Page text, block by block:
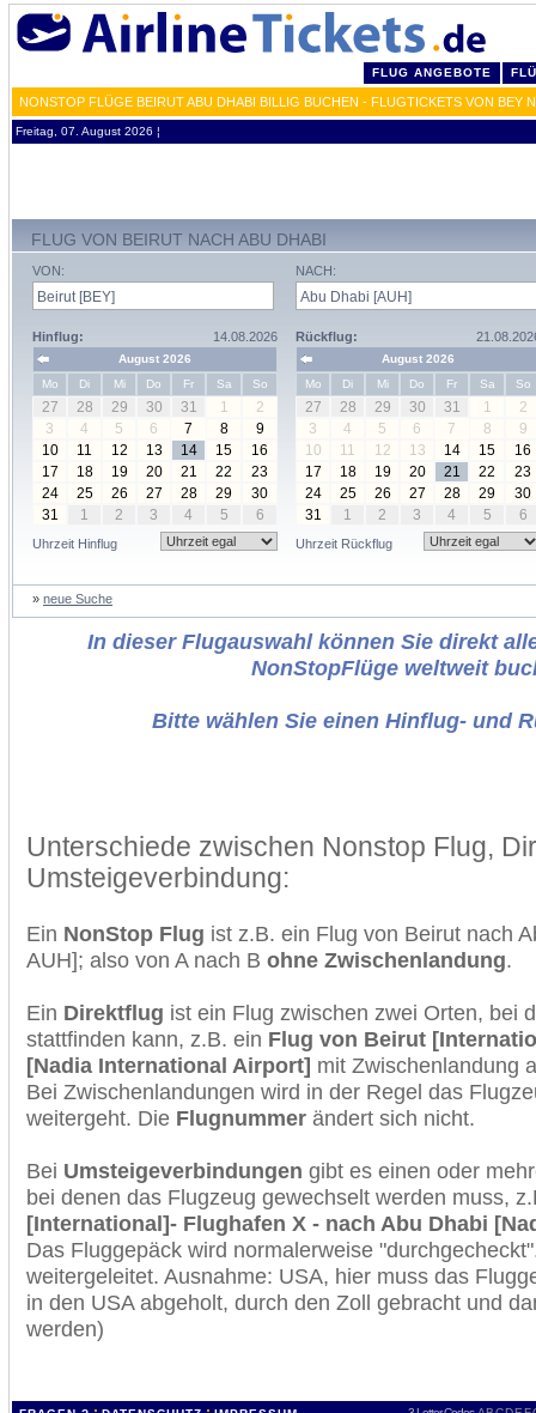
FLUG ANGEBOTE
NONSTOP FLÜGE BEIRUT ABU DHABI BILLIG BUCHEN - FLUGTICKETS VON BEY
Freitag, 07. August 2026 ¦
FLUG VON BEIRUT NACH ABU DHABI
VON:
Hinflug: 14.08.2026
August 2026
Mo
Di Mi Do Fr Sa So
27 28 29 30 31 1
2
3
4 5 6 7 8
9
10
11 12 13 14 15
16
17
18 19 20 21 22
23
24
25 26 27 28 29
30
31
1 2 3 4 5 6
Uhrzeit Hinflug
NACH:
Rückflug:
August 2026
Mo
Di Mi Do Fr Sa So
27 28 29 30 31 1
2
3
4 5 6 7 8
9
10
11 12 13 14 15
16
17
18 19 20 21 22
23
24
25 26 27 28 29
30
31
1 2 3 4 5 6
Uhrzeit Rückflug
» neue Suche
In dieser Flugauswahl können Sie direkt
NonStopFlüge weltweit
Bitte wählen Sie einen Hinflug- und
Unterschiede zwischen Nonstop Flug,
Umsteigeverbindung:
Ein NonStop Flug ist z.B. ein Flug von Beirut nach
AUH]; also von A nach B ohne Zwischenlandung.
Ein Direktflug ist ein Flug zwischen zwei Orten, bei
stattfinden kann, z.B. ein Flug von Beirut
[Nadia International Airport] mit Zwischenlandung
Bei Zwischenlandungen wird in der Regel das
weitergeht. Die Flugnummer ändert sich nicht.
Bei Umsteigeverbindungen gibt es einen oder
bei denen das Flugzeug gewechselt werden muss,
[International]- Flughafen X - nach Abu Dhabi
Das Fluggepäck wird normalerweise
weitergeleitet. Ausnahme: USA, hier muss das
in den USA abgeholt, durch den Zoll gebracht und
werden)